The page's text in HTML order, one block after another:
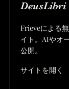
DeusLibri
Frieveによる
イト。AIやオ
公開。
サイトを開く